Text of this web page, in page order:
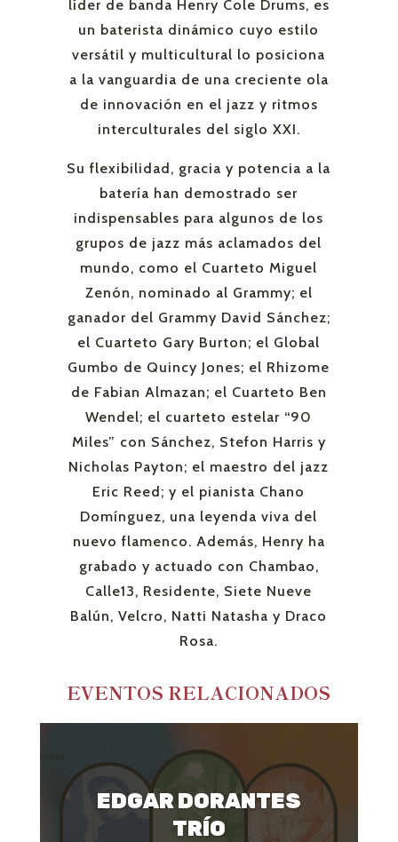
líder de banda Henry Cole Drums, es
un baterista dinámico cuyo estilo
versátil y multicultural lo posiciona
a la vanguardia de una creciente ola
de innovación en el jazz y ritmos
interculturales del siglo XXI.
Su flexibilidad, gracia y potencia a la
batería han demostrado ser
indispensables para algunos de los
grupos de jazz más aclamados del
mundo, como el Cuarteto Miguel
Zenón, nominado al Grammy; el
ganador del Grammy David Sánchez;
el Cuarteto Gary Burton; el Global
Gumbo de Quincy Jones; el Rhizome
de Fabian Almazan; el Cuarteto Ben
Wendel; el cuarteto estelar “90
Miles” con Sánchez, Stefon Harris y
Nicholas Payton; el maestro del jazz
Eric Reed; y el pianista Chano
Domínguez, una leyenda viva del
nuevo flamenco. Además, Henry ha
grabado y actuado con Chambao,
Calle13, Residente, Siete Nueve
Balún, Velcro, Natti Natasha y Draco
Rosa.
EVENTOS RELACIONADOS
EDGAR DORANTES
TRÍO